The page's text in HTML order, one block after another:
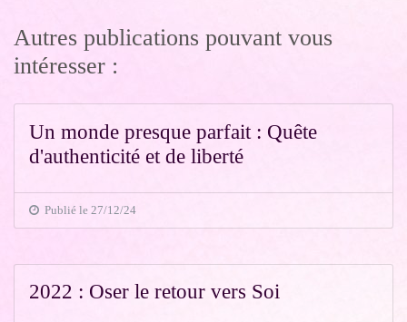
Autres publications pouvant vous
intéresser :
Un monde presque parfait : Quête
d'authenticité et de liberté
Publié le 27/12/24
2022 : Oser le retour vers Soi